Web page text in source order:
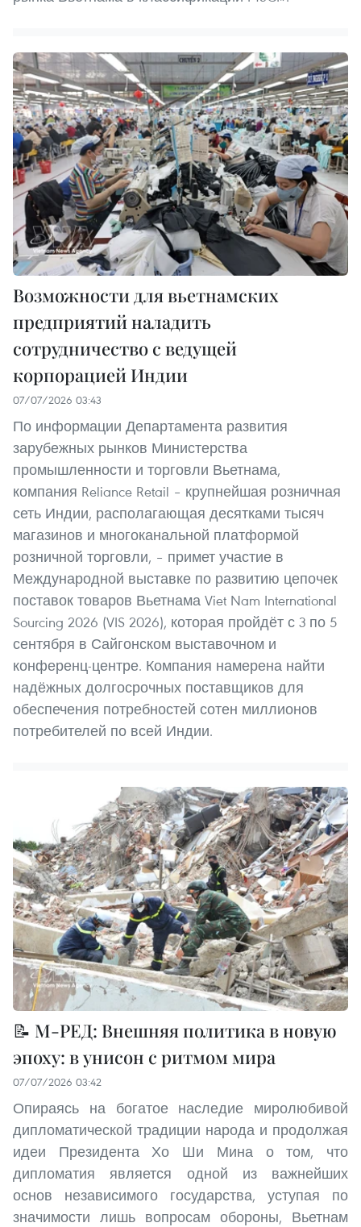
Возможности для вьетнамских
предприятий наладить
сотрудничество с ведущей
корпорацией Индии
07/07/2026 03:43
По информации Департамента развития
зарубежных рынков Министерства
промышленности и торговли Вьетнама,
компания Reliance Retail – крупнейшая розничная
сеть Индии, располагающая десятками тысяч
магазинов и многоканальной платформой
розничной торговли, – примет участие в
Международной выставке по развитию цепочек
поставок товаров Вьетнама Viet Nam International
Sourcing 2026 (VIS 2026), которая пройдёт с 3 по 5
сентября в Сайгонском выставочном и
конференц-центре. Компания намерена найти
надёжных долгосрочных поставщиков для
обеспечения потребностей сотен миллионов
потребителей по всей Индии.
📝 М-РЕД: Внешняя политика в новую
эпоху: в унисон с ритмом мира
07/07/2026 03:42
Опираясь на богатое наследие миролюбивой
дипломатической традиции народа и продолжая
идеи Президента Хо Ши Мина о том, что
дипломатия является одной из важнейших
основ независимого государства, уступая по
значимости лишь вопросам обороны, Вьетнам